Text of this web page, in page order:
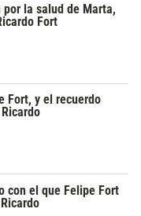
por la salud de Marta,
Fort
Fort, y el recuerdo
con el que Felipe Fort